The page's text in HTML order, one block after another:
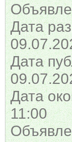
Дата
Дата
Дата
11:00